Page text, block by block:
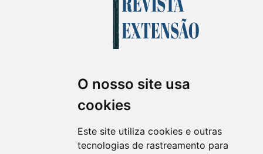
O nosso site usa
cookies
Este site utiliza cookies e outras
tecnologias de rastreamento para
Revista Extensão em Foco
ISSN 2358-7180 (on-line)